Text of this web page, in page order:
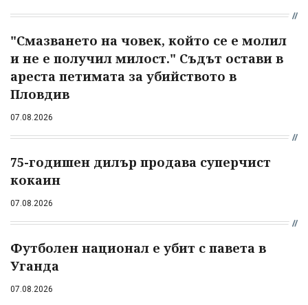
"Смазването на човек, който се е молил
и не е получил милост." Съдът остави в
ареста петимата за убийството в
Пловдив
07.08.2026
75-годишен дилър продава суперчист
кокаин
07.08.2026
Футболен национал е убит с павета в
Уганда
07.08.2026